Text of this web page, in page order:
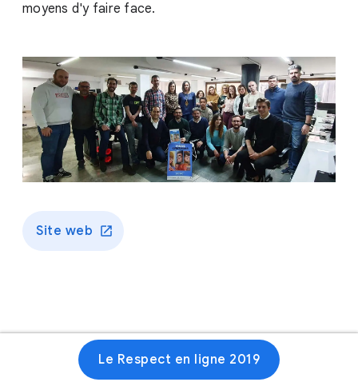
moyens d'y faire face.
Site web
Le Respect en ligne 2019